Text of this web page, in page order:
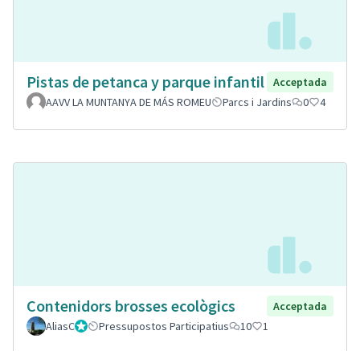
Pistas de petanca y parque infantil
Acceptada
AAVV LA MUNTANYA DE MÁS ROMEU
Parcs i Jardins 0 4
Contenidors brosses ecològics
Acceptada
AliasCGestorPressupostos Participatius 10 1